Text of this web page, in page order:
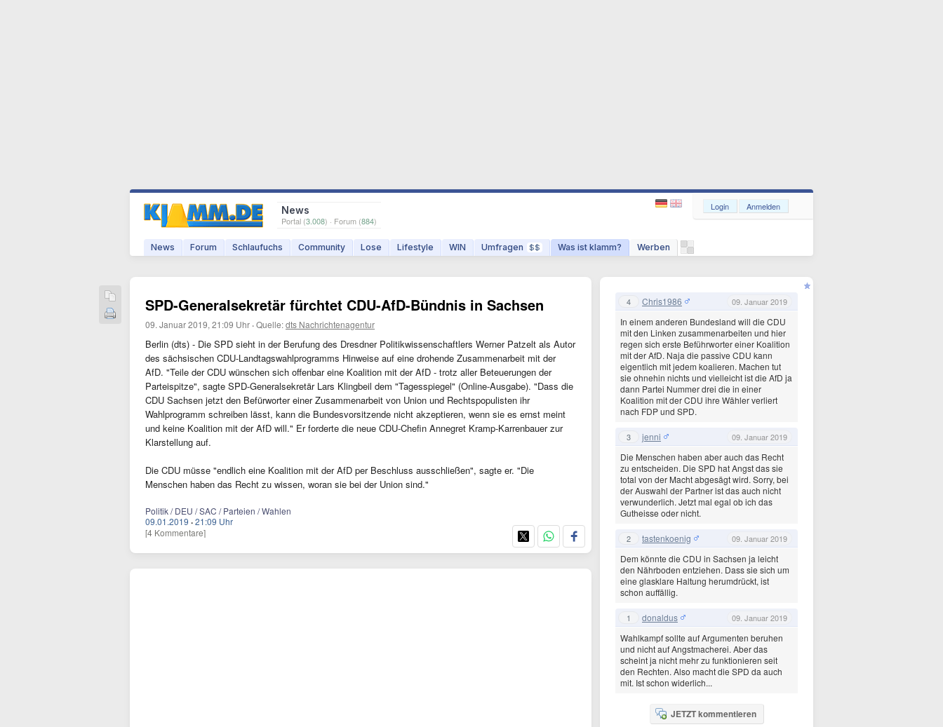
News
Portal (3.008) · Forum (884)
News Forum Schlaufuchs Community Lose Lifestyle WIN Umfragen $$ Was ist klamm? Werben
Login Anmelden
SPD-Generalsekretär fürchtet CDU-AfD-Bündnis in Sachsen
09. Januar 2019, 21:09 Uhr ·Quelle:dts Nachrichtenagentur
Berlin (dts) - Die SPD sieht in der Berufung des Dresdner Politikwissenschaftlers Werner Patzelt als Autor
des sächsischen CDU-Landtagswahlprogramms Hinweise auf eine drohende Zusammenarbeit mit der
AfD. "Teile der CDU wünschen sich offenbar eine Koalition mit der AfD - trotz aller Beteuerungen der
Parteispitze", sagte SPD-Generalsekretär Lars Klingbeil dem "Tagesspiegel" (Online-Ausgabe). "Dass die
CDU Sachsen jetzt den Befürworter einer Zusammenarbeit von Union und Rechtspopulisten ihr
Wahlprogramm schreiben lässt, kann die Bundesvorsitzende nicht akzeptieren, wenn sie es ernst meint
und keine Koalition mit der AfD will." Er forderte die neue CDU-Chefin Annegret Kramp-Karrenbauer zur
Klarstellung auf.
Die CDU müsse "endlich eine Koalition mit der AfD per Beschluss ausschließen", sagte er. "Die
Menschen haben das Recht zu wissen, woran sie bei der Union sind."
Politik / DEU / SAC / Parteien / Wahlen
09.01.2019 ·21:09 Uhr
[4 Kommentare]
4 Chris1986 09. Januar 2019
In einem anderen Bundesland will die CDU
mit den Linken zusammenarbeiten und hier
regen sich erste Beführworter einer Koalition
mit der AfD. Naja die passive CDU kann
eigentlich mit jedem koalieren. Machen tut
sie ohnehin nichts und vielleicht ist die AfD ja
dann Partei Nummer drei die in einer
Koalition mit der CDU ihre Wähler verliert
nach FDP und SPD.
3 jenni 09. Januar 2019
Die Menschen haben aber auch das Recht
zu entscheiden. Die SPD hat Angst das sie
total von der Macht abgesägt wird. Sorry, bei
der Auswahl der Partner ist das auch nicht
verwunderlich. Jetzt mal egal ob ich das
Gutheisse oder nicht.
2 tastenkoenig 09. Januar 2019
Dem könnte die CDU in Sachsen ja leicht
den Nährboden entziehen. Dass sie sich um
eine glasklare Haltung herumdrückt, ist
schon auffällig.
1 donaldus 09. Januar 2019
Wahlkampf sollte auf Argumenten beruhen
und nicht auf Angstmacherei. Aber das
scheint ja nicht mehr zu funktionieren seit
den Rechten. Also macht die SPD da auch
mit. Ist schon widerlich...
JETZT kommentieren